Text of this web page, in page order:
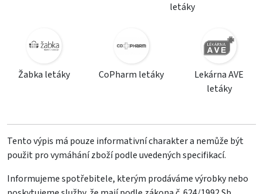
letáky
Žabka letáky CoPharm letáky
Lekárna AVE
letáky
Tento výpis má pouze informativní charakter a nemůže být
použit pro vymáhání zboží podle uvedených specifikací.
Informujeme spotřebitele, kterým prodáváme výrobky nebo